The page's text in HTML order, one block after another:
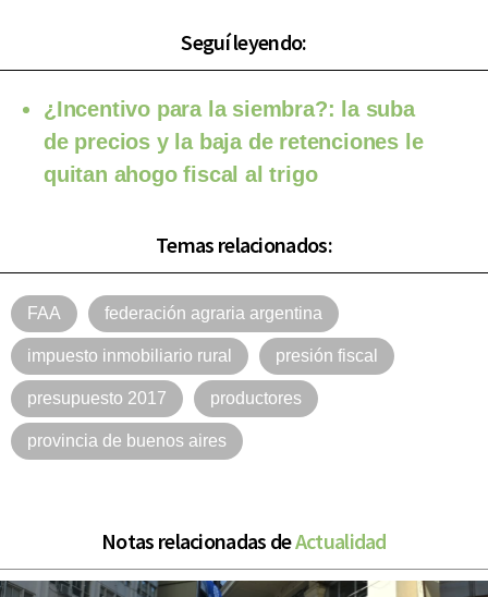
Seguí leyendo:
¿Incentivo para la siembra?: la suba
de precios y la baja de retenciones le
quitan ahogo fiscal al trigo
Temas relacionados:
FAA federación agraria argentina
impuesto inmobiliario rural presión fiscal
presupuesto 2017 productores
provincia de buenos aires
Notas relacionadas deActualidad